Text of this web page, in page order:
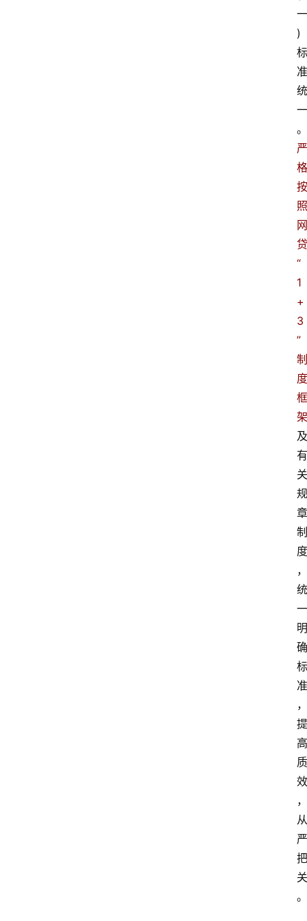
一
)
标
准
统
一
。
严
格
按
照
网
贷
“
1
+
3
”
制
度
框
架
及
有
关
规
章
制
度
，
统
一
明
确
标
准
，
提
高
质
效
，
从
严
把
关
。